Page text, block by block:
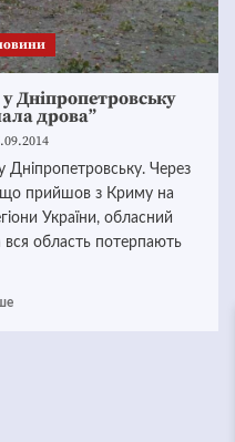
Дніпропетровську
дрова”
Дніпропетровську. Через
прийшов з Криму на
України, обласний
вся область потерпають